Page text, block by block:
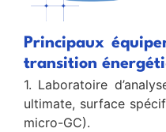
Principaux
transition
1. Laboratoire
ultimate, surface
micro-GC).